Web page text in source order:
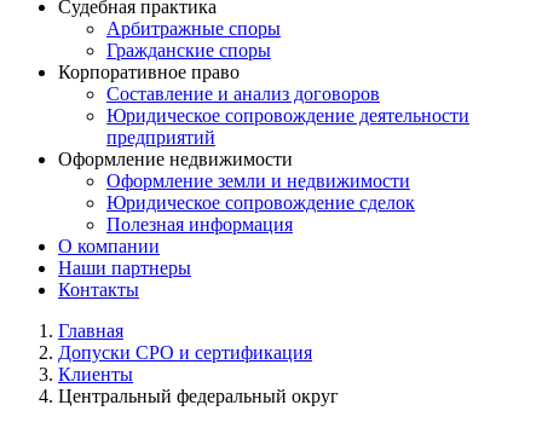
Судебная практика
Арбитражные споры
Гражданские споры
Корпоративное право
Составление и анализ договоров
Юридическое сопровождение деятельности
предприятий
Оформление недвижимости
Оформление земли и недвижимости
Юридическое сопровождение сделок
Полезная информация
О компании
Наши партнеры
Контакты
Главная
Допуски СРО и сертификация
Клиенты
Центральный федеральный округ